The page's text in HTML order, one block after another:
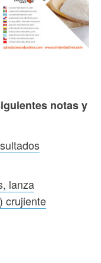
notas y
lanza
crujiente